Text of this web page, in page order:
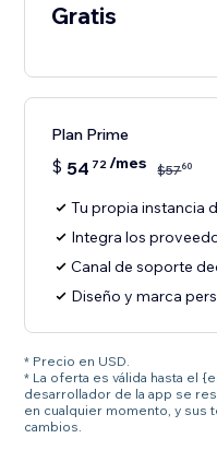
Gratis
Plan Prime
$ 54 72/mes $5760
Tu propia instancia
Integra los
Canal de soporte
Diseño y marca
* Precio en USD.
* La oferta es válida hasta el
desarrollador de la app se
en cualquier momento, y sus
cambios.